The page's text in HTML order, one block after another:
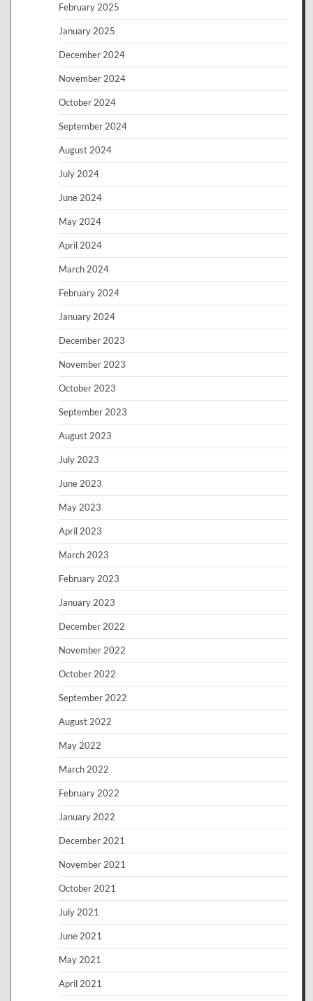
February 2025
January 2025
December 2024
November 2024
October 2024
September 2024
August 2024
July 2024
June 2024
May 2024
April 2024
March 2024
February 2024
January 2024
December 2023
November 2023
October 2023
September 2023
August 2023
July 2023
June 2023
May 2023
April 2023
March 2023
February 2023
January 2023
December 2022
November 2022
October 2022
September 2022
August 2022
May 2022
March 2022
February 2022
January 2022
December 2021
November 2021
October 2021
July 2021
June 2021
May 2021
April 2021